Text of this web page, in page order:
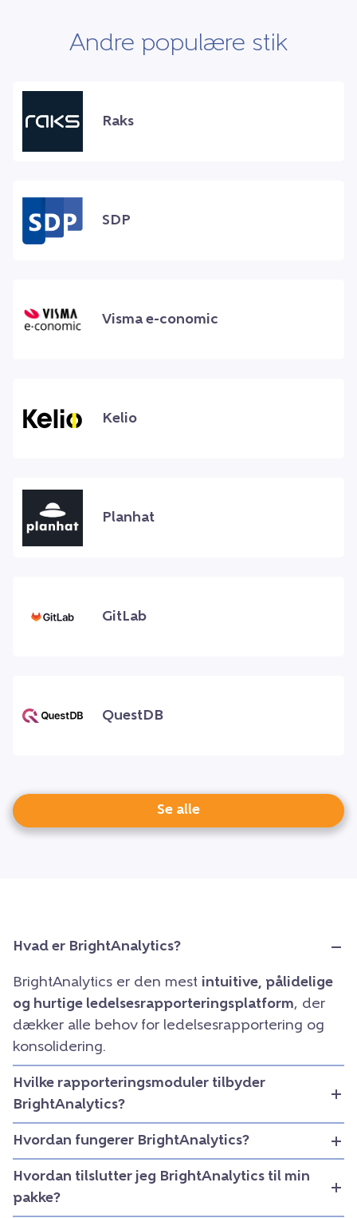
Andre populære stik
Raks
SDP
Visma e-conomic
Kelio
Planhat
GitLab
QuestDB
Se alle
Hvad er BrightAnalytics?
BrightAnalytics er den mest intuitive, pålidelige
og hurtige ledelsesrapporteringsplatform, der
dækker alle behov for ledelsesrapportering og
konsolidering.
Hvilke rapporteringsmoduler tilbyder
BrightAnalytics?
Hvordan fungerer BrightAnalytics?
Hvordan tilslutter jeg BrightAnalytics til min
pakke?